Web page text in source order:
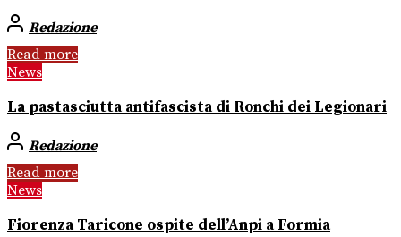
Redazione
Read more
News
La pastasciutta antifascista di Ronchi dei Legionari
Redazione
Read more
News
Fiorenza Taricone ospite dell’Anpi a Formia